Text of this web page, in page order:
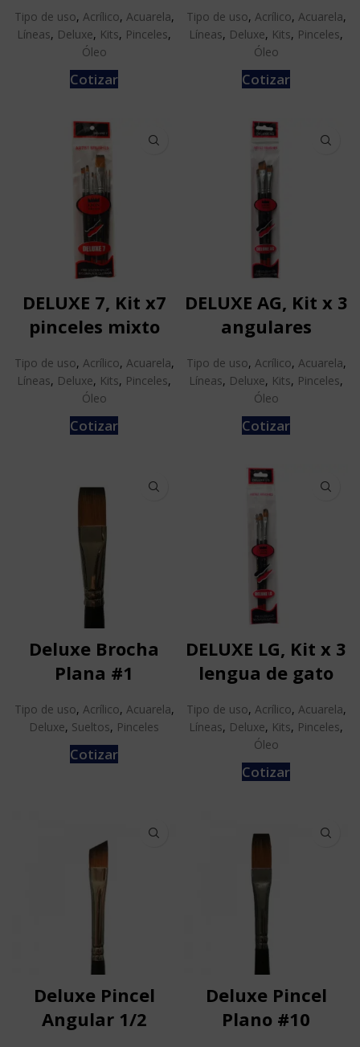
Tipo de uso, Acrílico, Acuarela,
Líneas, Deluxe, Kits, Pinceles,
Óleo
Cotizar
Tipo de uso, Acrílico, Acuarela,
Líneas, Deluxe, Kits, Pinceles,
Óleo
Cotizar
DELUXE 7, Kit x7
pinceles mixto
Tipo de uso, Acrílico, Acuarela,
Líneas, Deluxe, Kits, Pinceles,
Óleo
Cotizar
DELUXE AG, Kit x 3
angulares
Tipo de uso, Acrílico, Acuarela,
Líneas, Deluxe, Kits, Pinceles,
Óleo
Cotizar
Deluxe Brocha
Plana #1
Tipo de uso, Acrílico, Acuarela,
Deluxe, Sueltos, Pinceles
Cotizar
DELUXE LG, Kit x 3
lengua de gato
Tipo de uso, Acrílico, Acuarela,
Líneas, Deluxe, Kits, Pinceles,
Óleo
Cotizar
Deluxe Pincel
Angular 1/2
Deluxe Pincel
Plano #10